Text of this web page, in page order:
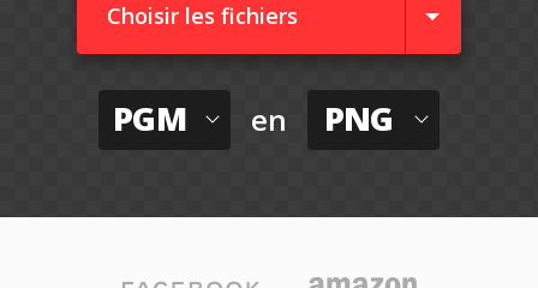
Choisir les fichiers
PGM en PNG